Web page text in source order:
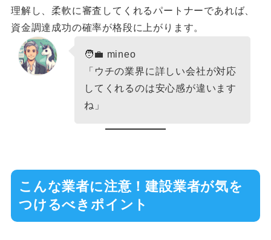
理解し、柔軟に審査してくれるパートナーであれば、
資金調達成功の確率が格段に上がります。
🧑‍💼 mineo
「ウチの業界に詳しい会社が対応
してくれるのは安心感が違います
ね」
こんな業者に注意！建設業者が気を
つけるべきポイント